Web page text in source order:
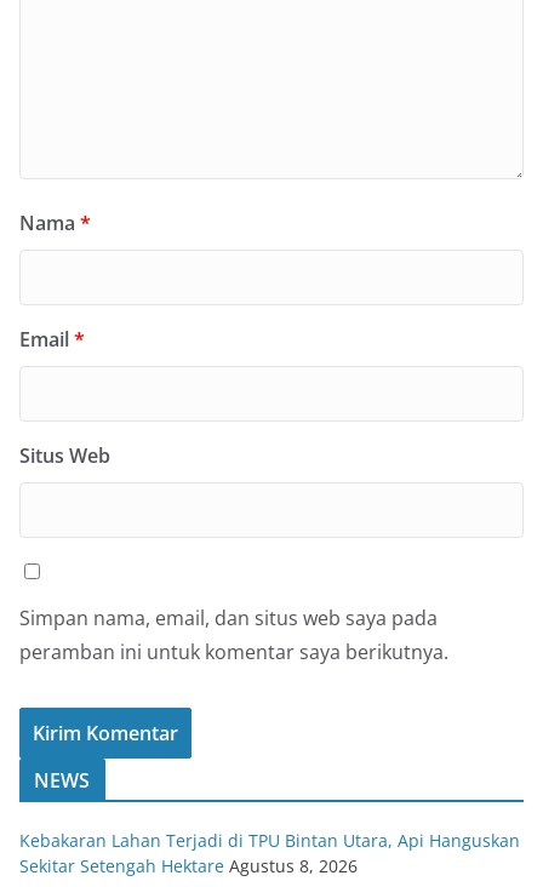
Nama *
Email*
Situs Web
Simpan nama, email, dan situs web saya pada
peramban ini untuk komentar saya berikutnya.
NEWS
Kebakaran Lahan Terjadi di TPU Bintan Utara, Api Hanguskan
Sekitar Setengah Hektare Agustus 8, 2026